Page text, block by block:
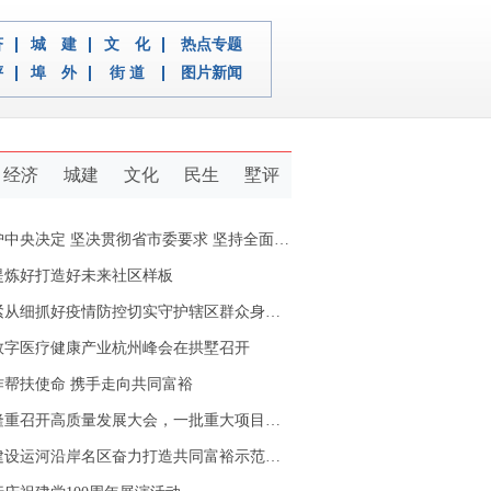
城 建 文 化
热点专题
埠 外 街 道 图片新闻
经济 城建 文化 民生 墅评
坚决贯彻省市委要求 坚持全面从严治党推动新拱墅经济社会又好又快发展
炼好打造好未来社区样板
细抓好疫情防控切实守护辖区群众身体健康
字医疗健康产业杭州峰会在拱墅召开
帮扶使命 携手走向共同富裕
召开高质量发展大会，一批重大项目开工签约
运河沿岸名区奋力打造共同富裕示范区拱墅样本